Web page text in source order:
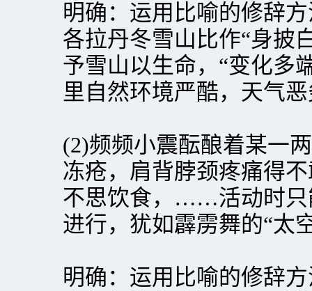
明确：运用比喻的修辞
各拉丹冬雪山比作“身披
予雪山以生命，“变化多
里自然环境严酷，天气
(2)频频小震酝酿着某一
冻疮，肩背脖颈疼痛得
不思饮食，……活动时只
进行，犹如霹雳舞的“太
明确：运用比喻的修辞